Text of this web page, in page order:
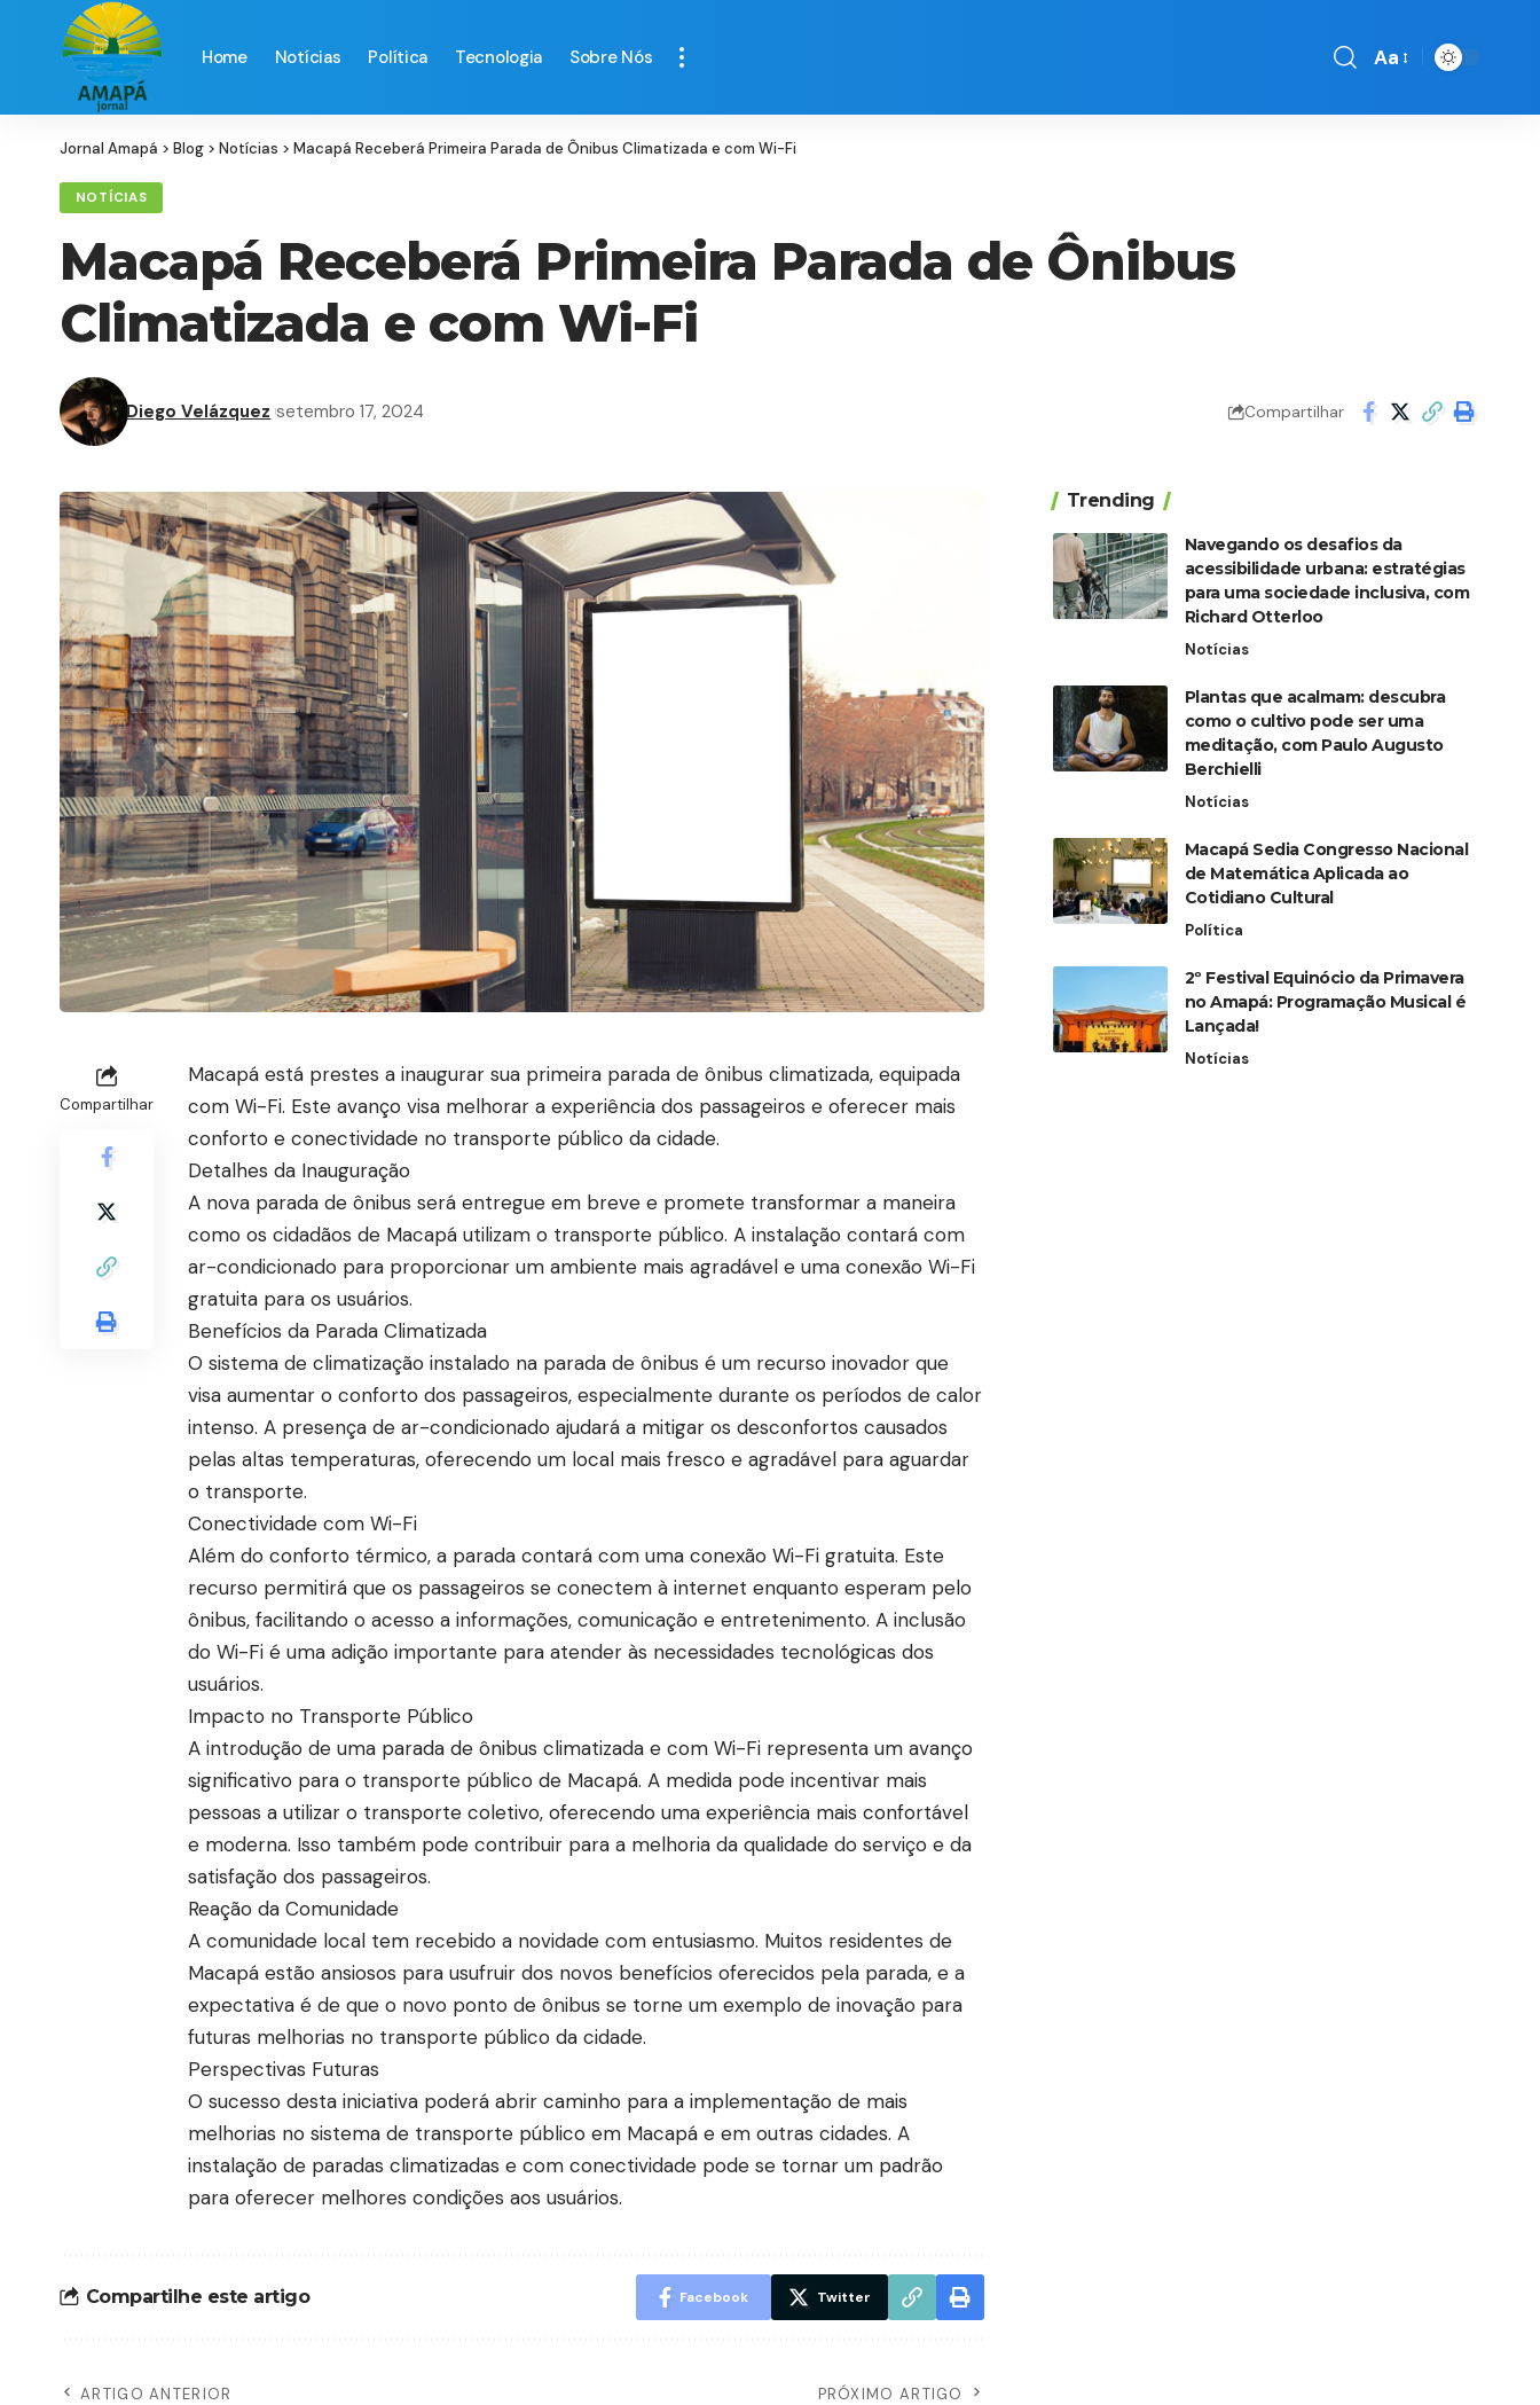
Home Notícias Política Tecnologia Sobre Nós
Font
Aa
Jornal Amapá > Blog > Notícias > Macapá Receberá Primeira Parada de Ônibus Climatizada e com Wi-Fi
NOTÍCIAS
Macapá Receberá Primeira Parada de Ônibus
Climatizada e com Wi-Fi
Diego Velázquez setembro 17, 2024 Compartilhar
Compartilhar
Macapá está prestes a inaugurar sua primeira parada de ônibus climatizada, equipada
com Wi-Fi. Este avanço visa melhorar a experiência dos passageiros e oferecer mais
conforto e conectividade no transporte público da cidade.
Detalhes da Inauguração
A nova parada de ônibus será entregue em breve e promete transformar a maneira
como os cidadãos de Macapá utilizam o transporte público. A instalação contará com
ar-condicionado para proporcionar um ambiente mais agradável e uma conexão Wi-Fi
gratuita para os usuários.
Benefícios da Parada Climatizada
O sistema de climatização instalado na parada de ônibus é um recurso inovador que
visa aumentar o conforto dos passageiros, especialmente durante os períodos de calor
intenso. A presença de ar-condicionado ajudará a mitigar os desconfortos causados
pelas altas temperaturas, oferecendo um local mais fresco e agradável para aguardar
o transporte.
Conectividade com Wi-Fi
Além do conforto térmico, a parada contará com uma conexão Wi-Fi gratuita. Este
recurso permitirá que os passageiros se conectem à internet enquanto esperam pelo
ônibus, facilitando o acesso a informações, comunicação e entretenimento. A inclusão
do Wi-Fi é uma adição importante para atender às necessidades tecnológicas dos
usuários.
Impacto no Transporte Público
A introdução de uma parada de ônibus climatizada e com Wi-Fi representa um avanço
significativo para o transporte público de Macapá. A medida pode incentivar mais
pessoas a utilizar o transporte coletivo, oferecendo uma experiência mais confortável
e moderna. Isso também pode contribuir para a melhoria da qualidade do serviço e da
satisfação dos passageiros.
Reação da Comunidade
A comunidade local tem recebido a novidade com entusiasmo. Muitos residentes de
Macapá estão ansiosos para usufruir dos novos benefícios oferecidos pela parada, e a
expectativa é de que o novo ponto de ônibus se torne um exemplo de inovação para
futuras melhorias no transporte público da cidade.
Perspectivas Futuras
O sucesso desta iniciativa poderá abrir caminho para a implementação de mais
melhorias no sistema de transporte público em Macapá e em outras cidades. A
instalação de paradas climatizadas e com conectividade pode se tornar um padrão
para oferecer melhores condições aos usuários.
Compartilhe este artigo Facebook Twitter
ARTIGO ANTERIOR PRÓXIMO ARTIGO
Trending
Navegando os desafios da
acessibilidade urbana: estratégias
para uma sociedade inclusiva, com
Richard Otterloo
Notícias
Plantas que acalmam: descubra
como o cultivo pode ser uma
meditação, com Paulo Augusto
Berchielli
Notícias
Macapá Sedia Congresso Nacional
de Matemática Aplicada ao
Cotidiano Cultural
Política
2º Festival Equinócio da Primavera
no Amapá: Programação Musical é
Lançada!
Notícias